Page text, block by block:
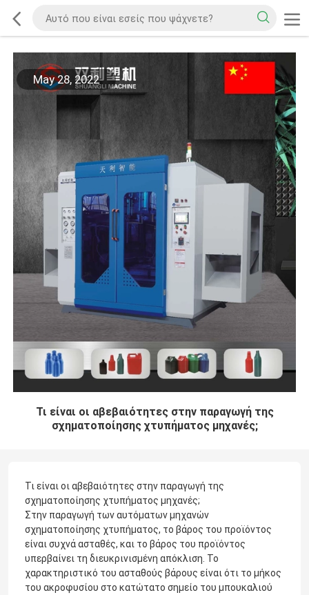
May 28, 2022
Τι είναι οι αβεβαιότητες στην παραγωγή της
σχηματοποίησης χτυπήματος μηχανές;
Τι είναι οι αβεβαιότητες στην παραγωγή της
σχηματοποίησης χτυπήματος μηχανές;
Στην παραγωγή των αυτόματων μηχανών
σχηματοποίησης χτυπήματος, το βάρος του προϊόντος
είναι συχνά ασταθές, και το βάρος του προϊόντος
υπερβαίνει τη διευκρινισμένη απόκλιση. Το
χαρακτηριστικό του ασταθούς βάρους είναι ότι το μήκος
του ακροφυσίου στο κατώτατο σημείο του μπουκαλιού